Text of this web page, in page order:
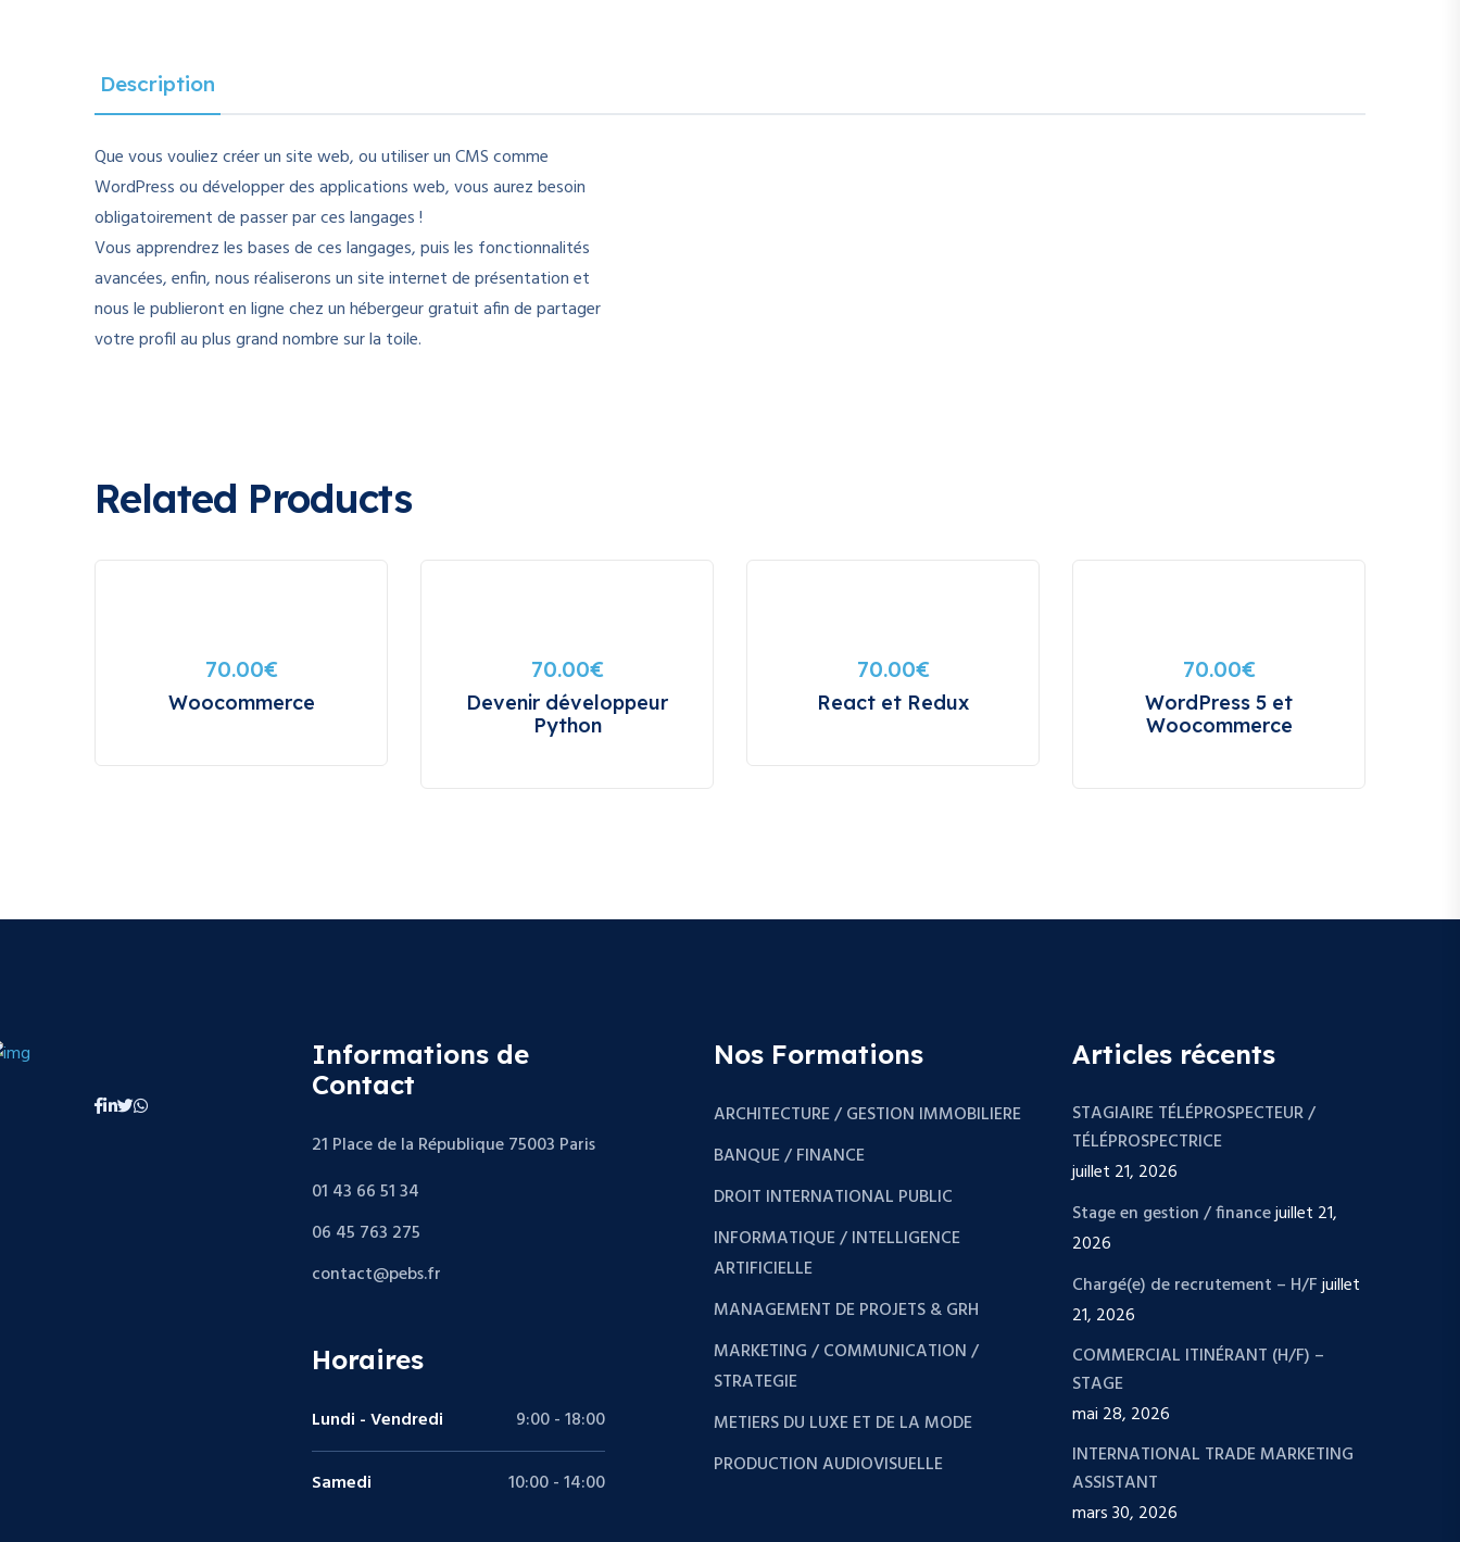
Description
Que vous vouliez créer un site web, ou utiliser un CMS comme
WordPress ou développer des applications web, vous aurez besoin
obligatoirement de passer par ces langages !
Vous apprendrez les bases de ces langages, puis les fonctionnalités
avancées, enfin, nous réaliserons un site internet de présentation et
nous le publieront en ligne chez un hébergeur gratuit afin de partager
votre profil au plus grand nombre sur la toile.
Related Products
70.00€
Woocommerce
70.00€
Devenir développeur
Python
70.00€
React et Redux
70.00€
WordPress 5 et
Woocommerce
Informations de
Contact
21 Place de la République 75003 Paris
01 43 66 51 34
06 45 763 275
contact@pebs.fr
Horaires
Lundi - Vendredi 9:00 - 18:00
Samedi 10:00 - 14:00
Nos Formations
ARCHITECTURE / GESTION IMMOBILIERE
BANQUE / FINANCE
DROIT INTERNATIONAL PUBLIC
INFORMATIQUE / INTELLIGENCE
ARTIFICIELLE
MANAGEMENT DE PROJETS & GRH
MARKETING / COMMUNICATION /
STRATEGIE
METIERS DU LUXE ET DE LA MODE
PRODUCTION AUDIOVISUELLE
Articles récents
STAGIAIRE TÉLÉPROSPECTEUR /
TÉLÉPROSPECTRICE
juillet 21, 2026
Stage en gestion / financejuillet 21,
2026
Chargé(e) de recrutement – H/Fjuillet
21, 2026
COMMERCIAL ITINÉRANT (H/F) –
STAGE
mai 28, 2026
INTERNATIONAL TRADE MARKETING
ASSISTANT
mars 30, 2026